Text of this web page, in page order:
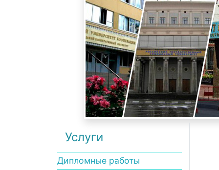
Услуги
Дипломные работы